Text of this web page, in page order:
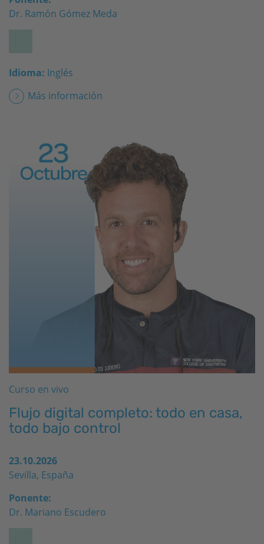
Dr. Ramón Gómez Meda
Idioma: Inglés
Más información
Curso en vivo
Flujo digital completo: todo en casa,
todo bajo control
23.10.2026
Sevilla, España
Ponente:
Dr. Mariano Escudero